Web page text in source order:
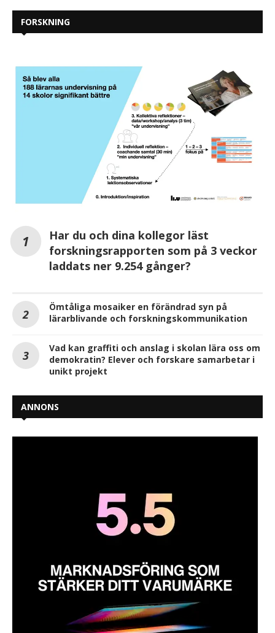
FORSKNING
Har du och dina kollegor läst
forskningsrapporten som på 3 veckor
laddats ner 9.254 gånger?
Ömtåliga mosaiker en förändrad syn på
lärarblivande och forskningskommunikation
Vad kan graffiti och anslag i skolan lära oss om
demokratin? Elever och forskare samarbetar i
unikt projekt
ANNONS